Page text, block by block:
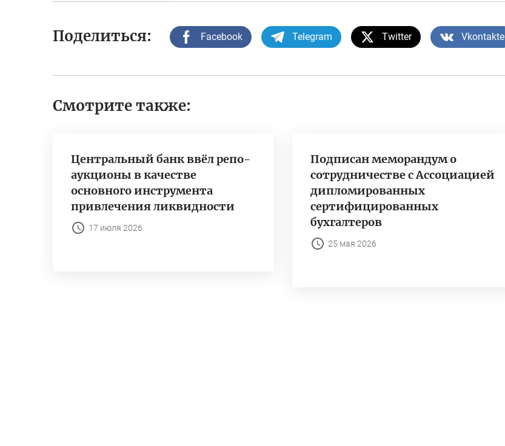
Поделиться: Facebook Telegram Twitter Vkontakte
Смотрите также:
Центральный банк ввёл репо-
аукционы в качестве
основного инструмента
привлечения ликвидности
17 июля 2026
Подписан меморандум о
сотрудничестве с Ассоциацией
дипломированных
сертифицированных
бухгалтеров
25 мая 2026